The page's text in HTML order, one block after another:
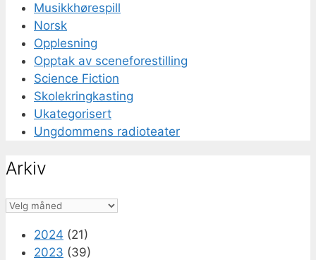
Musikkhørespill
Norsk
Opplesning
Opptak av sceneforestilling
Science Fiction
Skolekringkasting
Ukategorisert
Ungdommens radioteater
Arkiv
Arkiv
2024 (21)
2023 (39)